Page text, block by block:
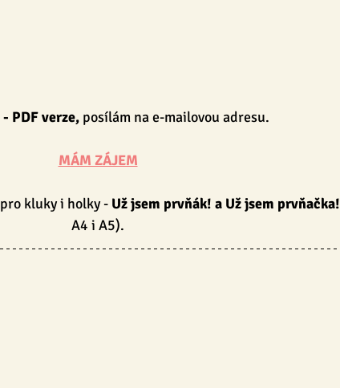
- PDF verze, posílám na e-mailovou adresu.
MÁM ZÁJEM
pro kluky i holky - Už jsem prvňák! a Už jsem prvňačka!
A4 i A5).